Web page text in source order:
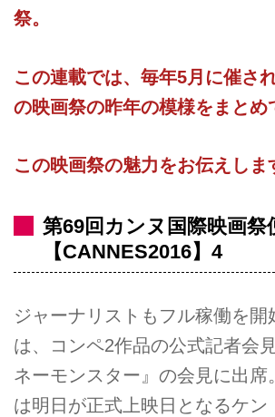
祭。
この連載では、毎年5月に催さ
の映画祭の昨年の模様をまとめ
この映画祭の魅力をお伝えしま
第69回カンヌ国際映画祭
【CANNES2016】4
ジャーナリストもフル稼働を開
は、コンペ2作品の公式記者会
ネーモンスター』の会見に出席
は明日が正式上映日となるケン